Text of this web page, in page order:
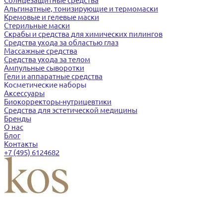
Альгинатные, тонизирующие и термомаски
Кремовые и гелевые маски
Стерильные маски
Скрабы и средства для химических пилингов
Средства ухода за областью глаз
Массажные средства
Средства ухода за телом
Ампульные сыворотки
Гели и аппаратные средства
Косметические наборы
Аксессуары
Биокорректоры-нутрицевтики
Средства для эстетической медицины
Бренды
О нас
Блог
Контакты
+7 (495) 6124682